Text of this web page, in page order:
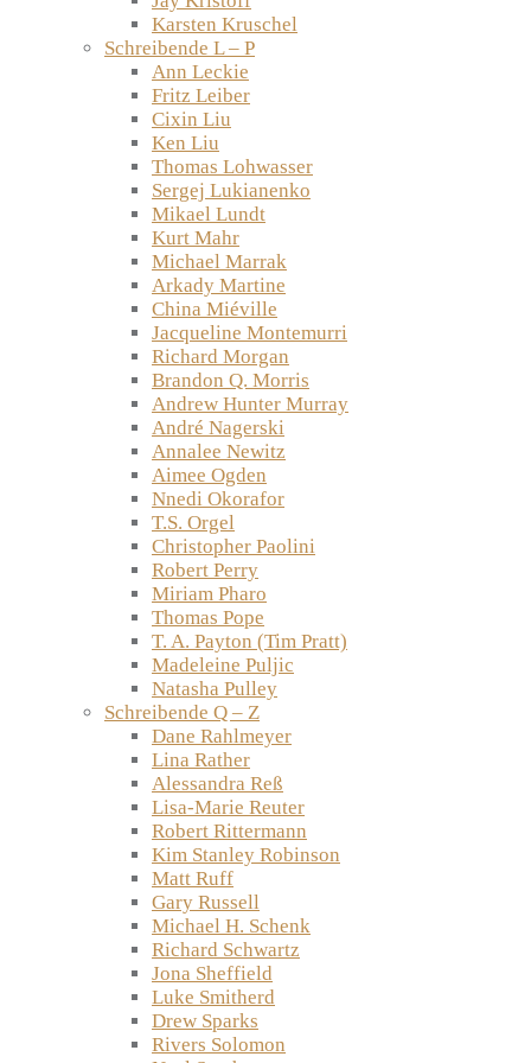
Karsten Kruschel
Schreibende L – P
Ann Leckie
Fritz Leiber
Cixin Liu
Ken Liu
Thomas Lohwasser
Sergej Lukianenko
Mikael Lundt
Kurt Mahr
Michael Marrak
Arkady Martine
China Miéville
Jacqueline Montemurri
Richard Morgan
Brandon Q. Morris
Andrew Hunter Murray
André Nagerski
Annalee Newitz
Aimee Ogden
Nnedi Okorafor
T.S. Orgel
Christopher Paolini
Robert Perry
Miriam Pharo
Thomas Pope
T. A. Payton (Tim Pratt)
Madeleine Puljic
Natasha Pulley
Schreibende Q – Z
Dane Rahlmeyer
Lina Rather
Alessandra Reß
Lisa-Marie Reuter
Robert Rittermann
Kim Stanley Robinson
Matt Ruff
Gary Russell
Michael H. Schenk
Richard Schwartz
Jona Sheffield
Luke Smitherd
Drew Sparks
Rivers Solomon